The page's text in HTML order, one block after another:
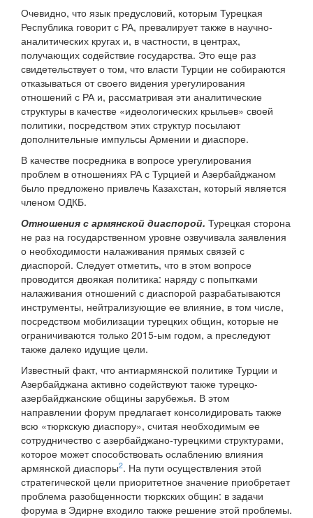
Очевидно, что язык предусловий, которым Турецкая
Республика говорит с РА, превалирует также в научно-
аналитических кругах и, в частности, в центрах,
получающих содействие государства. Это еще раз
свидетельствует о том, что власти Турции не собираются
отказываться от своего видения урегулирования
отношений с РА и, рассматривая эти аналитические
структуры в качестве «идеологических крыльев» своей
политики, посредством этих структур посылают
дополнительные импульсы Армении и диаспоре.
В качестве посредника в вопросе урегулирования
проблем в отношениях РА с Турцией и Азербайджаном
было предложено привлечь Казахстан, который является
членом ОДКБ.
Отношения с армянской диаспорой. Турецкая сторона
не раз на государственном уровне озвучивала заявления
о необходимости налаживания прямых связей с
диаспорой. Следует отметить, что в этом вопросе
проводится двоякая политика: наряду с попытками
налаживания отношений с диаспорой разрабатываются
инструменты, нейтрализующие ее влияние, в том числе,
посредством мобилизации турецких общин, которые не
ограничиваются только 2015-ым годом, а преследуют
также далеко идущие цели.
Известный факт, что антиармянской политике Турции и
Азербайджана активно содействуют также турецко-
азербайджанские общины зарубежья. В этом
направлении форум предлагает консолидировать также
всю «тюркскую диаспору», считая необходимым ее
сотрудничество с азербайджано-турецкими структурами,
которое может способствовать ослаблению влияния
армянской диаспоры2. На пути осуществления этой
стратегической цели приоритетное значение приобретает
проблема разобщенности тюркских общин: в задачи
форума в Эдирне входило также решение этой проблемы.